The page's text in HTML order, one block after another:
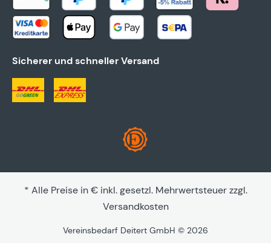
Sicherer und schneller Versand
* Alle Preise in € inkl. gesetzl. Mehrwertsteuer zzgl.
Versandkosten
Vereinsbedarf Deitert GmbH © 2026